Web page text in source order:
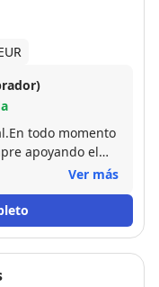
todo momento
apoyando el
comoVer más